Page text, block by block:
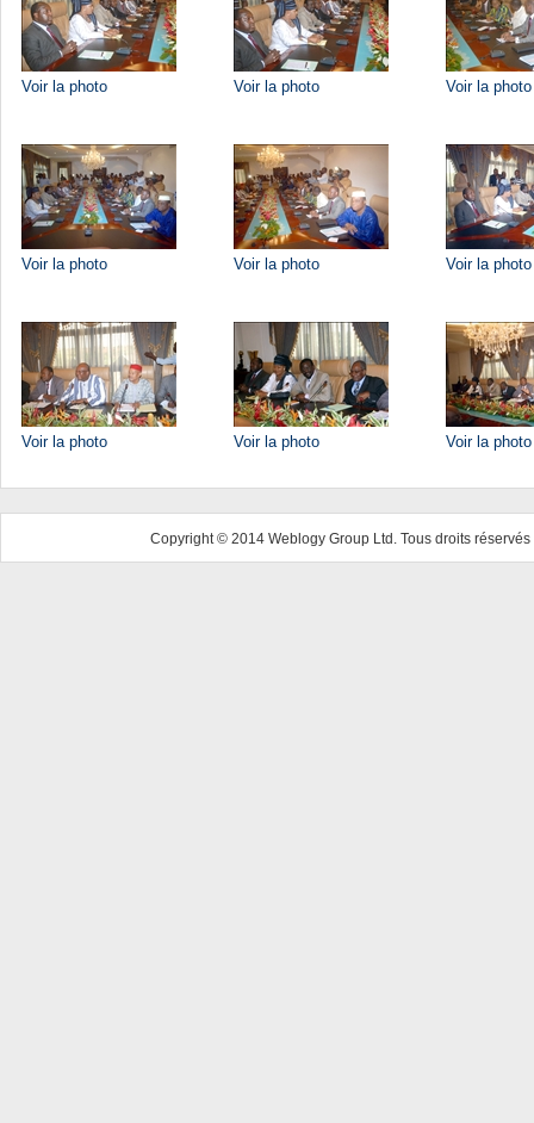
Voir la photo Voir la photo Voir la photo
Voir la photo Voir la photo Voir la photo
Voir la photo Voir la photo Voir la photo
Copyright © 2014 Weblogy Group Ltd. Tous droits